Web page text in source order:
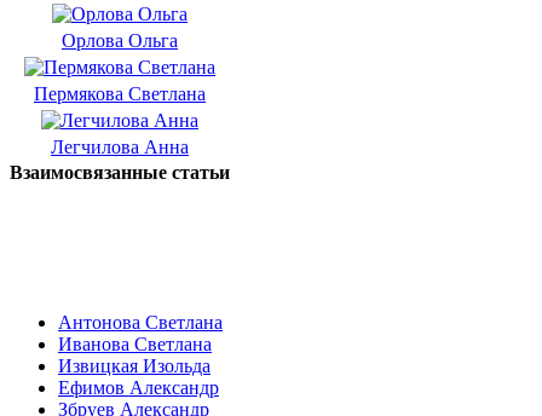
Орлова Ольга
Пермякова Светлана
Легчилова Анна
Взаимосвязанные статьи
Антонова Светлана
Иванова Светлана
Извицкая Изольда
Ефимов Александр
Збруев Александр